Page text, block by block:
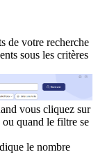
de votre recherche
sous les critères
vous cliquez sur
quand le filtre se
le nombre